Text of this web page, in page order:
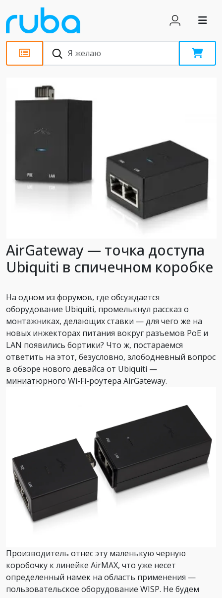
Обзоры
AirGateway — точка доступа
Ubiquiti в спичечном коробке
На одном из форумов, где обсуждается
оборудование Ubiquiti, промелькнул рассказ о
монтажниках, делающих ставки — для чего же на
новых инжекторах питания вокруг разъемов PoE и
LAN появились бортики? Что ж, постараемся
ответить на этот, безусловно, злободневный вопрос
в обзоре нового девайса от Ubiquiti —
миниатюрного Wi-Fi-роутера AirGateway.
Производитель отнес эту маленькую черную
коробочку к линейке AirMAX, что уже несет
определенный намек на область применения —
пользовательское оборудование WISP. Не будем